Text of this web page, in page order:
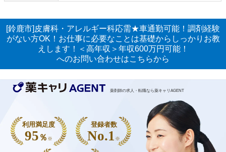
[鈴鹿市]皮膚科・アレルギー科応需★車通勤可能！調剤経験
がない方OK！お仕事に必要なことは基礎からしっかりお教
えします！＜高年収＞年収600万円可能！
へのお問い合わせはこちらから
薬剤師の求人・転職なら薬キャリAGENT
利用満足度
95 ％ ※
登録者数
No.1 ※